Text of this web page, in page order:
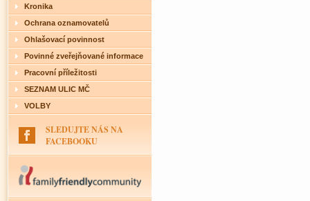
Kronika
Ochrana oznamovatelů
Ohlašovací povinnost
Povinné zveřejňované informace
Pracovní příležitosti
SEZNAM ULIC MČ
VOLBY
SLEDUJTE NÁS NA
FACEBOOKU